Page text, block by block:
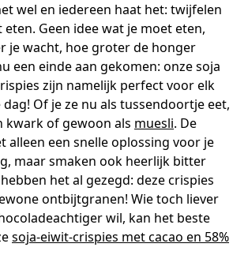
wel en iedereen haat het: twijfelen
Geen idee wat je moet eten,
je wacht, hoe groter de honger
een einde aan gekomen: onze soja
zijn namelijk perfect voor elk
Of je ze nu als tussendoortje eet,
kwark of gewoon als muesli. De
alleen een snelle oplossing voor je
maar smaken ook heerlijk bitter
het al gezegd: deze crispies
ontbijtgranen! Wie toch liever
wil, kan het beste
soja-eiwit-crispies met cacao en 58%